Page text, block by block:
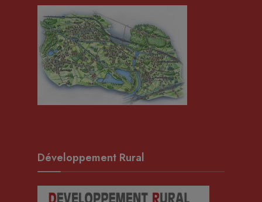
Développement Rural